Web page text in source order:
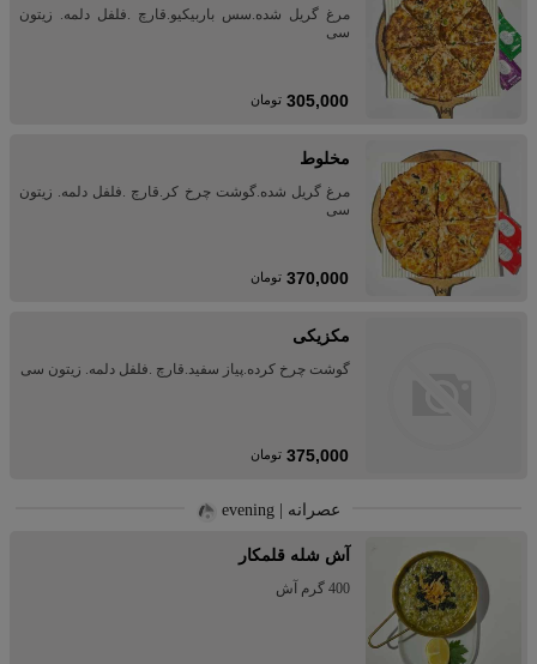
مرغ گریل شده.سس باربیکیو.قارچ .فلفل دلمه. زیتون
سی
305,000 تومان
مخلوط
مرغ گریل شده.گوشت چرخ کر.قارچ .فلفل دلمه. زیتون
سی
370,000 تومان
مکزیکی
گوشت چرخ کرده.پیاز سفید.قارچ .فلفل دلمه. زیتون سی
375,000 تومان
عصرانه | evening
آش شله قلمکار
400 گرم آش